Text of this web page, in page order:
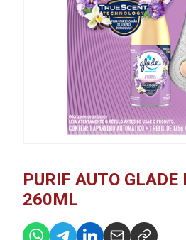
PURIF AUTO
260ML